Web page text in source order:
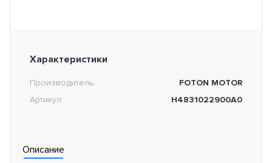
Характеристики
Производитель
FOTON MOTOR
Артикул
H4831022900A0
Описание